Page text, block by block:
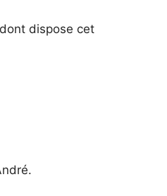
dispose cet